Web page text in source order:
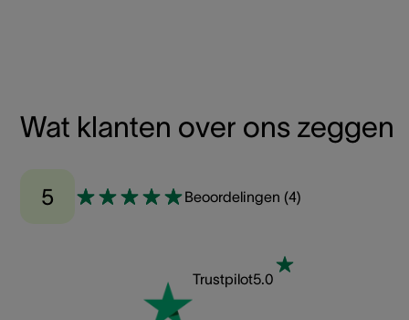
Wat klanten over ons zeggen
5 Beoordelingen (4)
Trustpilot5.0